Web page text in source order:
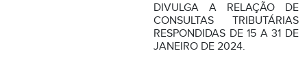
DIVULGA A RELAÇÃO DE
CONSULTAS TRIBUTÁRIAS
RESPONDIDAS DE 15 A 31 DE
JANEIRO DE 2024.